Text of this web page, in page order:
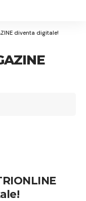
Resizer
diventa digitale!